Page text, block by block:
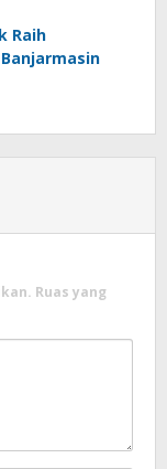
Raih
Ruas yang